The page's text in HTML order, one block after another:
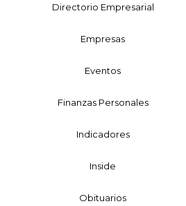
Directorio Empresarial
Empresas
Eventos
Finanzas Personales
Indicadores
Inside
Obituarios